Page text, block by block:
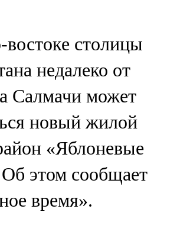
столицы
недалеко от
Салмачи может
новый жилой
«Яблоневые
этом сообщает
время».